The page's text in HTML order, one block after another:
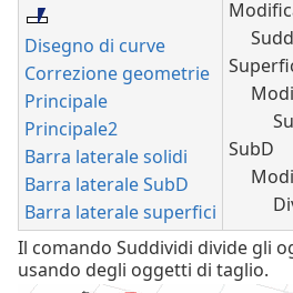
Disegno di curve
Correzione geometrie
Principale
Principale2
Barra laterale solidi
Barra laterale SubD
Barra laterale superfici
SubD
Il comando Suddividi divide gli
usando degli oggetti di taglio.